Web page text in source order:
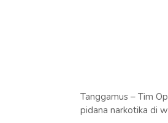
Tanggamus – Tim
pidana narkotika di